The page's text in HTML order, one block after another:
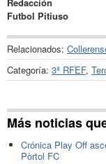
Futbol Pitiuso
Relacionados:
Categoría: 3ª RFEF,
Más noticias
Crónica Play Off
Pòrtol FC